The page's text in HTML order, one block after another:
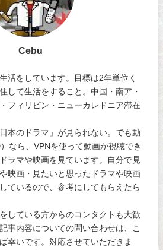
Cebu
活をしています。目標は2年単位く
して生活をすること。中国・南ア・
フィリピン・ニューカレドニア滞在
本のドラマ」が見られない。でも動
なら、VPNを使って動画が視聴でき
ラマや映画を見ています。自分で見
映画・見たいと思ったドラマや映画
ているので、参考にしてもらえたら
している方からのコンタクトも大歓
事内容についての問い合わせは、こ
幸いです。対応させていただきま